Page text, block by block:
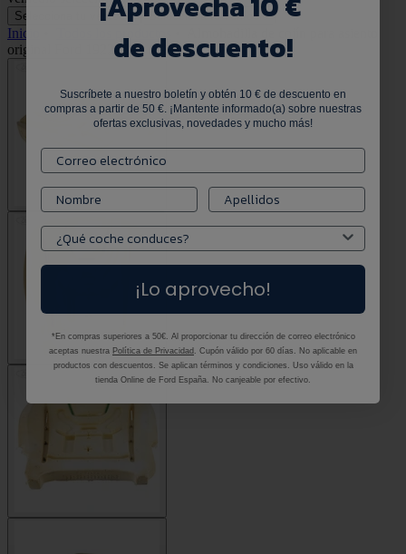
Selecciona tu vehículo Selecciona tu vehículo
Inicio
original Ford 1922759de descuento!
Suscríbete a nuestro boletín y obtén 10 € de descuento en
compras a partir de 50 €. ¡Mantente informado(a) sobre nuestras
ofertas exclusivas, novedades y mucho más!
¡Lo aprovecho!
*En compras superiores a 50€. Al proporcionar tu dirección de correo electrónico
aceptas nuestra Política de Privacidad . Cupón válido por 60 días. No aplicable en
productos con descuentos. Se aplican términos y condiciones. Uso válido en la
tienda Online de Ford España. No canjeable por efectivo.